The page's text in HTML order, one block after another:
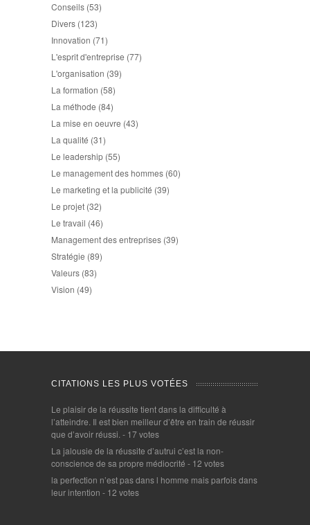
Conseils (53)
Divers (123)
Innovation (71)
L'esprit d'entreprise (77)
L'organisation (39)
La formation (58)
La méthode (84)
La mise en oeuvre (43)
La qualité (31)
Le leadership (55)
Le management des hommes (60)
Le marketing et la publicité (39)
Le projet (32)
Le travail (46)
Management des entreprises (39)
Stratégie (89)
Valeurs (83)
Vision (49)
CITATIONS LES PLUS VOTÉES
Le plaisir de la réussite tient dans la difficulté à
l’atteindre. Il est bien meilleur d’être en train de réussir
que d’avoir réussi. - 17 votes
La jalousie de la réussite d’autrui c’est la non-
conscience de sa propre médiocrité - 12 votes
la perfection n’est pas dans l homme mais parfois dans
leur intention - 12 votes